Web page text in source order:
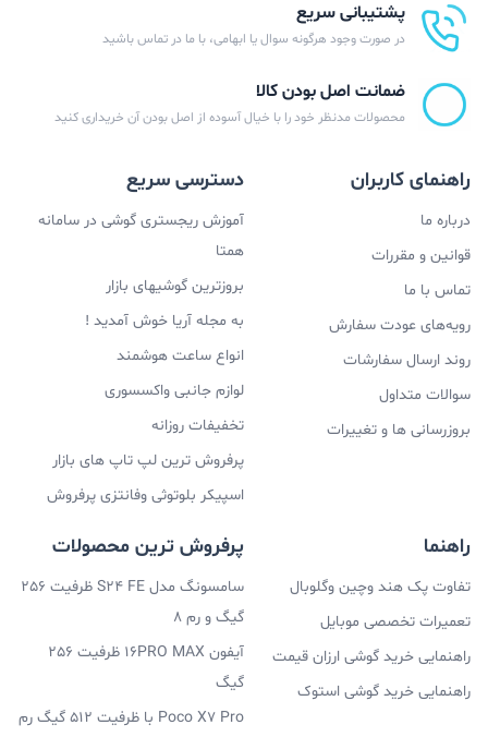
پشتیبانی سریع
در صورت وجود هرگونه سوال یا ابهامی، با ما در تماس باشید
ضمانت اصل بودن کالا
محصولات مدنظر خود را با خیال آسوده از اصل بودن آن خریداری کنید
راهنمای کاربران
درباره ما
قوانین و مقررات
تماس با ما
رویه‌های عودت سفارش
روند ارسال سفارشات
سوالات متداول
بروزرسانی ها و تغییرات
دسترسی سریع
آموزش ریجستری گوشی در سامانه
همتا
بروزترین گوشیهای بازار
به مجله آریا خوش آمدید !
انواع ساعت هوشمند
لوازم جانبی واکسسوری
تخفیفات روزانه
پرفروش ترین لپ تاپ های بازار
اسپیکر بلوتوثی وفانتزی پرفروش
راهنما
تفاوت پک هند وچین وگلوبال
تعمیرات تخصصی موبایل
راهنمایی خرید گوشی ارزان قیمت
راهنمایی خرید گوشی استوک
پرفروش ترین محصولات
سامسونگ مدل S24 FE ظرفیت 256
گیگ و رم 8
آیفون 16PRO MAX ظرفیت 256
گیگ
Poco X7 Pro با ظرفیت 512 گیگ رم